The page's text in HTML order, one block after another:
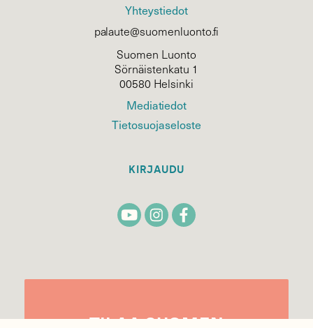
Yhteystiedot
palaute@suomenluonto.fi
Suomen Luonto
Sörnäistenkatu 1
00580 Helsinki
Mediatiedot
Tietosuojaseloste
KIRJAUDU
TILAASUOMEN